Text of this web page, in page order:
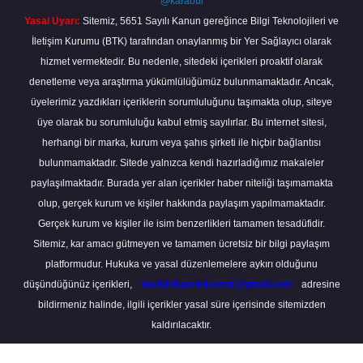
Yasal Uyarı: Sitemiz, 5651 Sayılı Kanun gereğince Bilgi Teknolojileri ve
İletişim Kurumu (BTK) tarafından onaylanmış bir Yer Sağlayıcı olarak
hizmet vermektedir. Bu nedenle, sitedeki içerikleri proaktif olarak
denetleme veya araştırma yükümlülüğümüz bulunmamaktadır. Ancak,
üyelerimiz yazdıkları içeriklerin sorumluluğunu taşımakta olup, siteye
üye olarak bu sorumluluğu kabul etmiş sayılırlar. Bu internet sitesi,
herhangi bir marka, kurum veya şahıs şirketi ile hiçbir bağlantısı
bulunmamaktadır. Sitede yalnızca kendi hazırladığımız makaleler
paylaşılmaktadır. Burada yer alan içerikler haber niteliği taşımamakta
olup, gerçek kurum ve kişiler hakkında paylaşım yapılmamaktadır.
Gerçek kurum ve kişiler ile isim benzerlikleri tamamen tesadüfidir.
Sitemiz, kar amacı gütmeyen ve tamamen ücretsiz bir bilgi paylaşım
platformudur. Hukuka ve yasal düzenlemelere aykırı olduğunu
düşündüğünüz içerikleri,
backlinkpanelicomtr@gmail.com
adresine
bildirmeniz halinde, ilgili içerikler yasal süre içerisinde sitemizden
kaldırılacaktır.